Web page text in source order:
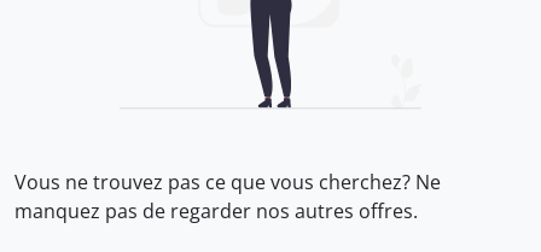
Vous ne trouvez pas ce que vous cherchez? Ne
manquez pas de regarder nos autres offres.